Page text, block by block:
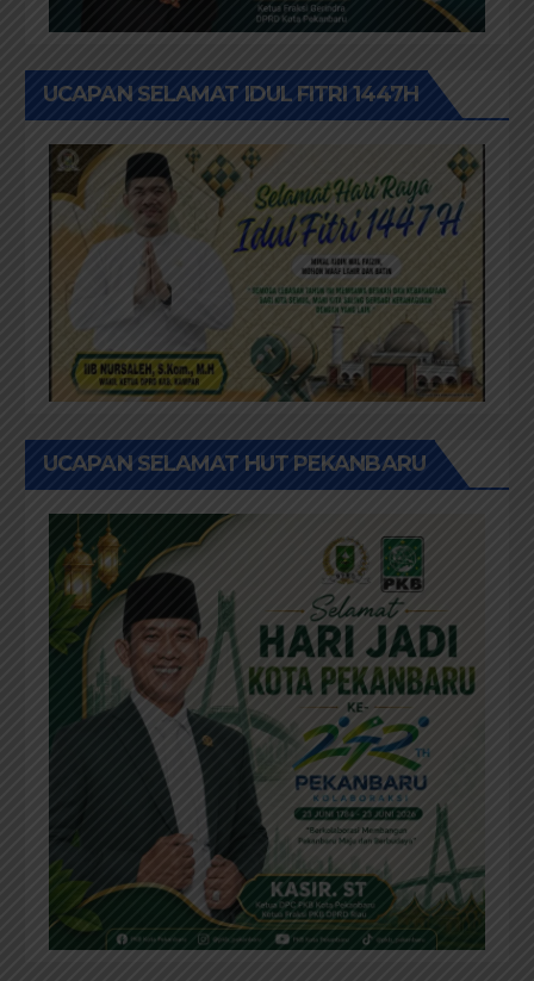
UCAPAN SELAMAT IDUL FITRI 1447H
UCAPAN SELAMAT HUT PEKANBARU